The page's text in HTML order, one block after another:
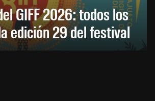
GIFF 2026: todos los
edición 29 del festival